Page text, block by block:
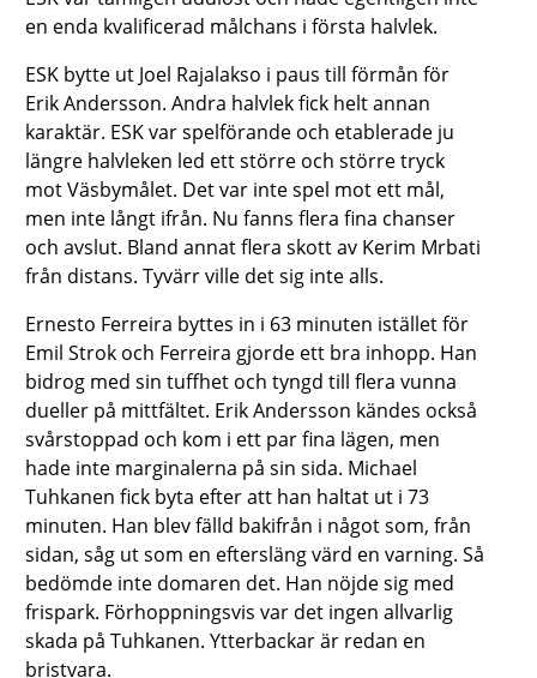
en enda kvalificerad målchans i första halvlek.
ESK bytte ut Joel Rajalakso i paus till förmån för
Erik Andersson. Andra halvlek fick helt annan
karaktär. ESK var spelförande och etablerade ju
längre halvleken led ett större och större tryck
mot Väsbymålet. Det var inte spel mot ett mål,
men inte långt ifrån. Nu fanns flera fina chanser
och avslut. Bland annat flera skott av Kerim Mrbati
från distans. Tyvärr ville det sig inte alls.
Ernesto Ferreira byttes in i 63 minuten istället för
Emil Strok och Ferreira gjorde ett bra inhopp. Han
bidrog med sin tuffhet och tyngd till flera vunna
dueller på mittfältet. Erik Andersson kändes också
svårstoppad och kom i ett par fina lägen, men
hade inte marginalerna på sin sida. Michael
Tuhkanen fick byta efter att han haltat ut i 73
minuten. Han blev fälld bakifrån i något som, från
sidan, såg ut som en eftersläng värd en varning. Så
bedömde inte domaren det. Han nöjde sig med
frispark. Förhoppningsvis var det ingen allvarlig
skada på Tuhkanen. Ytterbackar är redan en
bristvara.